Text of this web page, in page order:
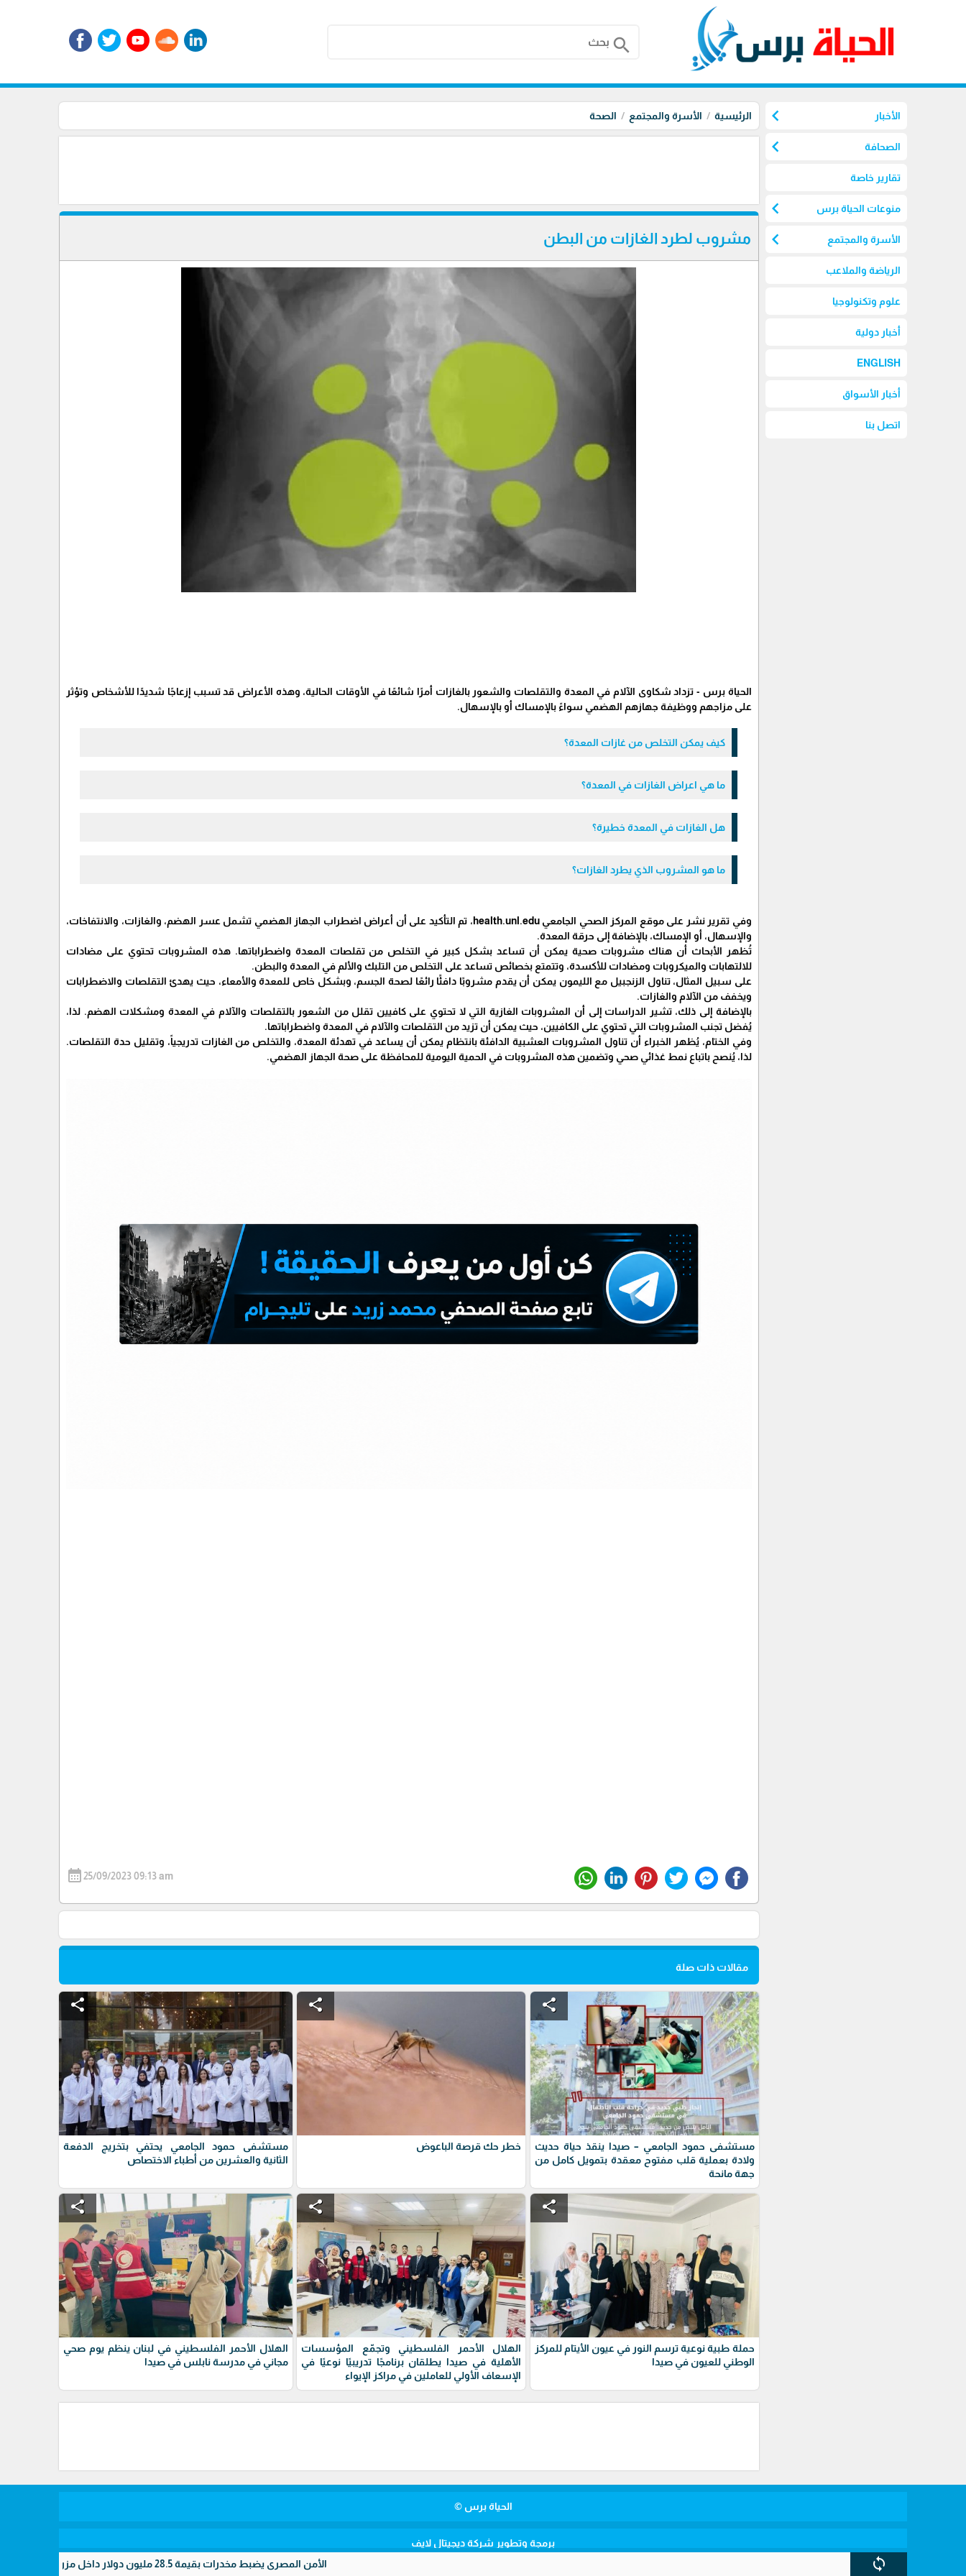
search
الأخبار chevron_left
الصحافة chevron_left
تقارير خاصة
منوعات الحياة برس chevron_left
الأسرة والمجتمع chevron_left
الرياضة والملاعب
علوم وتكنولوجيا
أخبار دولية
ENGLISH
أخبار الأسواق
اتصل بنا
الرئيسية الأسرة والمجتمع الصحة
sync الأمن المصري يضبط مخدرات بقيمة 28.5 مليون دولار داخل مزرعتين سريتين بالإسماعيلية
مشروب لطرد الغازات من البطن
الحياة برس - تزداد شكاوى الآلام في المعدة والتقلصات والشعور بالغازات أمرًا شائعًا في الأوقات الحالية، وهذه الأعراض قد تسبب إزعاجًا شديدًا للأشخاص وتؤثر
على مزاجهم ووظيفة جهازهم الهضمي سواءً بالإمساك أو بالإسهال.
كيف يمكن التخلص من غازات المعدة؟
ما هي اعراض الغازات في المعدة؟
هل الغازات في المعدة خطيرة؟
ما هو المشروب الذي يطرد الغازات؟
وفي تقرير نشر على موقع المركز الصحي الجامعي health.unl.edu، تم التأكيد على أن أعراض اضطراب الجهاز الهضمي تشمل عسر الهضم، والغازات، والانتفاخات،
والإسهال، أو الإمساك، بالإضافة إلى حرقة المعدة.
تُظهر الأبحاث أن هناك مشروبات صحية يمكن أن تساعد بشكل كبير في التخلص من تقلصات المعدة واضطراباتها. هذه المشروبات تحتوي على مضادات
للالتهابات والميكروبات ومضادات للأكسدة، وتتمتع بخصائص تساعد على التخلص من التلبك والألم في المعدة والبطن.
على سبيل المثال، تناول الزنجبيل مع الليمون يمكن أن يقدم مشروبًا دافئًا رائعًا لصحة الجسم، وبشكل خاص للمعدة والأمعاء، حيث يهدئ التقلصات والاضطرابات
ويخفف من الآلام والغازات.
بالإضافة إلى ذلك، تشير الدراسات إلى أن المشروبات الغازية التي لا تحتوي على كافيين تقلل من الشعور بالتقلصات والآلام في المعدة ومشكلات الهضم. لذا،
يُفضل تجنب المشروبات التي تحتوي على الكافيين، حيث يمكن أن تزيد من التقلصات والآلام في المعدة واضطراباتها.
وفي الختام، يُظهر الخبراء أن تناول المشروبات العشبية الدافئة بانتظام يمكن أن يساعد في تهدئة المعدة، والتخلص من الغازات تدريجياً، وتقليل حدة التقلصات.
لذا، يُنصح باتباع نمط غذائي صحي وتضمين هذه المشروبات في الحمية اليومية للمحافظة على صحة الجهاز الهضمي.
calendar_month25/09/2023 09:13 am
مقالات ذات صلة
share
مستشفى حمود الجامعي – صيدا ينقذ حياة حديث
ولادة بعملية قلب مفتوح معقدة بتمويل كامل من
جهة مانحة
share
خطر حك قرصة الباعوض
share
مستشفى حمود الجامعي يحتفي بتخريج الدفعة
الثانية والعشرين من أطباء الاختصاص
share
حملة طبية نوعية ترسم النور في عيون الأيتام للمركز
الوطني للعيون في صيدا
share
الهلال الأحمر الفلسطيني وتجمّع المؤسسات
الأهلية في صيدا يطلقان برنامجًا تدريبيًا نوعيًا في
الإسعاف الأولي للعاملين في مراكز الإيواء
share
الهلال الأحمر الفلسطيني في لبنان ينظم يوم صحي
مجاني في مدرسة نابلس في صيدا
الحياة برس ©
برمجة وتطوير شركة ديجيتال لايف